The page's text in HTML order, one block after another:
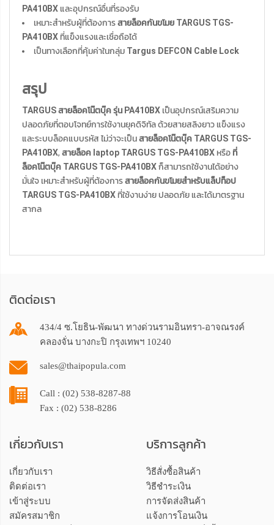
PA410BX และอุปกรณ์อื่นที่รองรับ
เหมาะสำหรับผู้ที่ต้องการสายล็อคกันขโมย TARGUS TGS-
PA410BX ที่แข็งแรงและเชื่อถือได้
เป็นทางเลือกที่คุ้มค่าในกลุ่ม Targus DEFCON Cable Lock
สรุป
TARGUS สายล็อคโน๊ตบุ๊ค รุ่น PA410BX เป็นอุปกรณ์เสริมความ
ปลอดภัยที่ตอบโจทย์การใช้งานยุคดิจิทัล ด้วยสายสลิงยาว แข็งแรง
และระบบล็อคแบบรหัส ไม่ว่าจะเป็นสายล็อคโน๊ตบุ๊ค TARGUS TGS-
PA410BX, สายล็อค laptop TARGUS TGS-PA410BX หรือ ที่
ล็อคโน๊ตบุ๊ค TARGUS TGS-PA410BXก็สามารถใช้งานได้อย่าง
มั่นใจ เหมาะสำหรับผู้ที่ต้องการสายล็อคกันขโมยสำหรับแล็ปท็อป
TARGUS TGS-PA410BX ที่ใช้งานง่าย ปลอดภัย และได้มาตรฐาน
สากล
ติดต่อเรา
434/4 ซ.โยธิน-พัฒนา ทางด่วนรามอินทรา-อาจณรงค์
คลองจั่น บางกะปิ กรุงเทพฯ 10240
sales@thaipopula.com
Call : (02) 538-8287-88
Fax : (02) 538-8286
เกี่ยวกับเรา
เกี่ยวกับเรา
ติดต่อเรา
เข้าสู่ระบบ
สมัครสมาชิก
บริการลูกค้า
วิธีสั่งซื้อสินค้า
วิธีชำระเงิน
การจัดส่งสินค้า
แจ้งการโอนเงิน